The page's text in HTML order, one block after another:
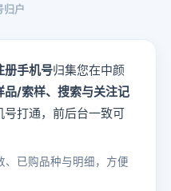
归户
册手机号归集您在中颜
品/索样、搜索与关注记
打通，前后台一致可
、已购品种与明细，方便